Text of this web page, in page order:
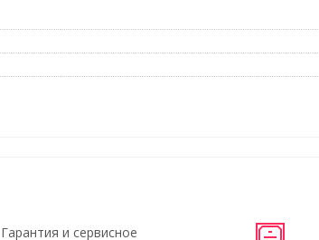
Гарантия и сервисное